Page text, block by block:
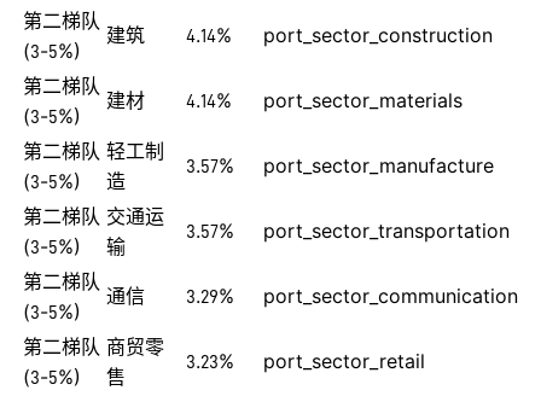
第二梯队
(3-5%)
建筑 4.14% port_sector_construction
第二梯队
(3-5%)
建材 4.14% port_sector_materials
第二梯队
(3-5%)
轻工制
造
3.57% port_sector_manufacture
第二梯队
(3-5%)
交通运
输
3.57% port_sector_transportation
第二梯队
(3-5%)
通信 3.29% port_sector_communication
第二梯队
(3-5%)
商贸零
售
3.23% port_sector_retail